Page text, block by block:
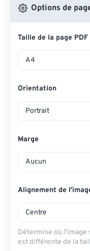
Options de
Taille de la page PDF
A4
Orientation
Portrait
Marge
Aucun
Alignement de
Centre
Détermine où l'image
est différente de la